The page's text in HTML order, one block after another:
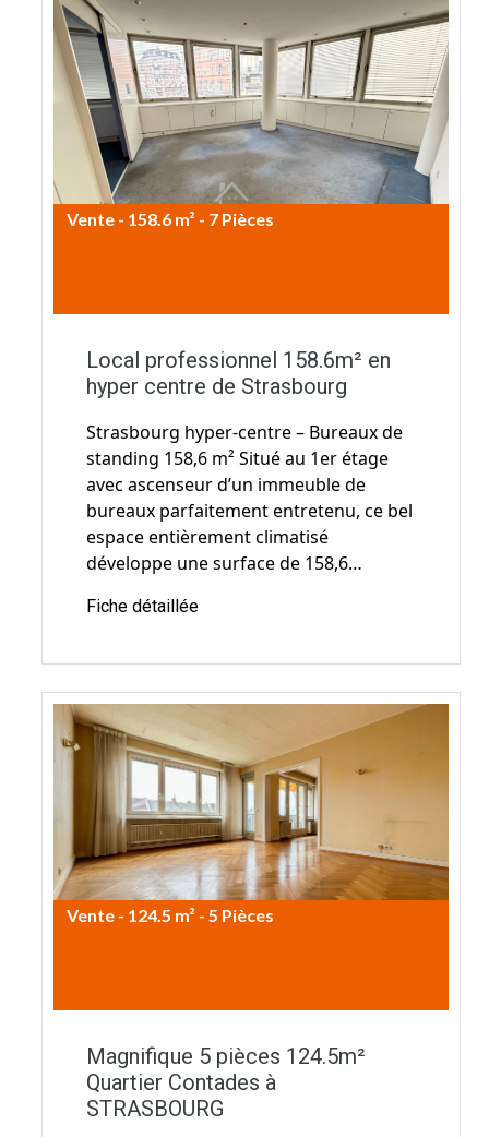
Vente - 158.6 m² - 7 Pièces
Local professionnel 158.6m² en
hyper centre de Strasbourg
Strasbourg hyper-centre – Bureaux de
standing 158,6 m² Situé au 1er étage
avec ascenseur d’un immeuble de
bureaux parfaitement entretenu, ce bel
espace entièrement climatisé
développe une surface de 158,6…
Fiche détaillée
Vente - 124.5 m² - 5 Pièces
Magnifique 5 pièces 124.5m²
Quartier Contades à
STRASBOURG